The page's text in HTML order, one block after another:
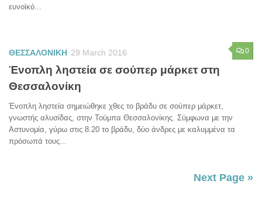
ευνοϊκό...
0
ΘΕΣΣΑΛΟΝΙΚΗ 29 March 2016
Ένοπλη ληστεία σε σούπερ μάρκετ στη
Θεσσαλονίκη
Ένοπλη ληστεία σημειώθηκε χθες το βράδυ σε σούπερ μάρκετ,
γνωστής αλυσίδας, στην Τούμπα Θεσσαλονίκης. Σύμφωνα με την
Αστυνομία, γύρω στις 8.20 το βράδυ, δύο άνδρες με καλυμμένα τα
πρόσωπά τους...
Next Page »